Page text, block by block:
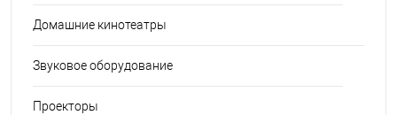
Домашние кинотеатры
Звуковое оборудование
Проекторы